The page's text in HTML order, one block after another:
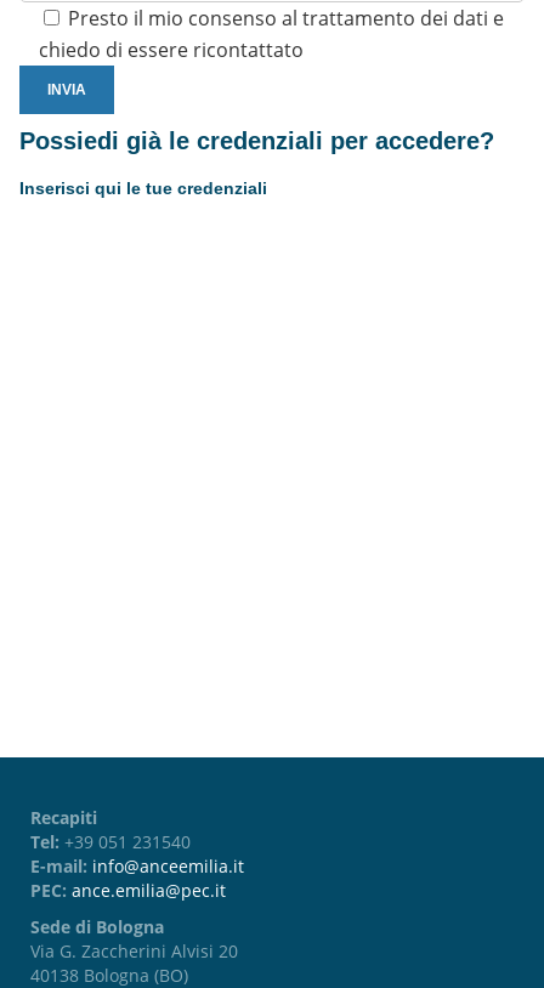
Presto il mio consenso al trattamento dei dati e
chiedo di essere ricontattato
Possiedi già le credenziali per accedere?
Inserisci qui le tue credenziali
Recapiti
Tel: +39 051 231540
E-mail: info@anceemilia.it
PEC: ance.emilia@pec.it
Sede di Bologna
Via G. Zaccherini Alvisi 20
40138 Bologna (BO)